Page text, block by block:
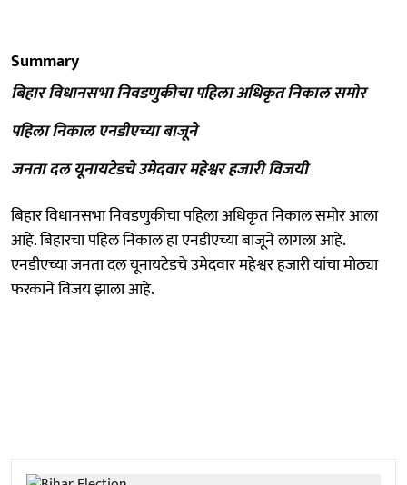
Summary
बिहार विधानसभा निवडणुकीचा पहिला अधिकृत निकाल समोर
पहिला निकाल एनडीएच्या बाजूने
जनता दल यूनायटेडचे उमेदवार महेश्वर हजारी विजयी
बिहार विधानसभा निवडणुकीचा पहिला अधिकृत निकाल समोर आला
आहे. बिहारचा पहिल निकाल हा एनडीएच्या बाजूने लागला आहे.
एनडीएच्या जनता दल यूनायटेडचे उमेदवार महेश्वर हजारी यांचा मोठ्या
फरकाने विजय झाला आहे.